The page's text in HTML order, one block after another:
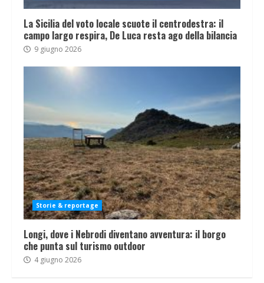
La Sicilia del voto locale scuote il centrodestra: il
campo largo respira, De Luca resta ago della bilancia
9 giugno 2026
Storie & reportage
Longi, dove i Nebrodi diventano avventura: il borgo
che punta sul turismo outdoor
4 giugno 2026